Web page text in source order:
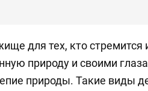
для тех, кто стремится
природу и своими
природы. Такие виды